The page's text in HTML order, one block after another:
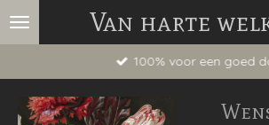
Ga
hoofdinhoud
Van harte
100% voor een goed